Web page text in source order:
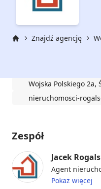
Znajdź agencję
Wojska Polskiego 2a,
nieruchomosci-
Zespół
Jacek
Agent
Pokaż więcej